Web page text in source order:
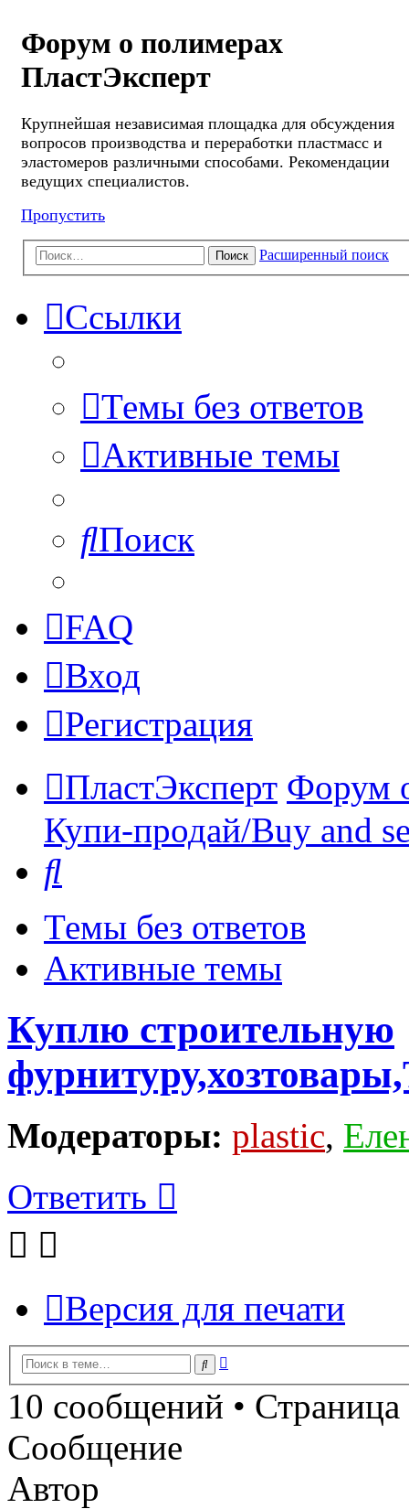
Форум о полимерах
ПластЭксперт
Крупнейшая независимая площадка для обсуждения
вопросов производства и переработки пластмасс и
эластомеров различными способами. Рекомендации
ведущих специалистов.
Пропустить
Поиск Расширенный поиск
Ссылки
Темы без ответов
Активные темы
Поиск
FAQ
Вход
Регистрация
ПластЭксперт Форум
Купи-продай/Buy and
Темы без ответов
Активные темы
Куплю строительную
Модераторы: plastic,
Ответить
Версия для печати
Поиск
10 сообщений • Страница
Сообщение
Автор